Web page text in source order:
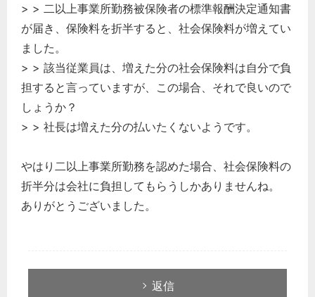
> > 二以上事業所勤務被保険者の標準報酬決定通知書
が届き、保険料を折半すると、社会保険料が増えてい
ました。
> > 該当従業員は、増えた分の社会保険料は自分で負
担すると言っていますが、この場合、それで良いので
しょうか？
> > 社長は増えた分の払いたくないようです。
やはり二以上事業所勤務を認めた場合、社会保険料の
折半分は会社に負担してもらうしかありませんね。
ありがとうございました。
返信